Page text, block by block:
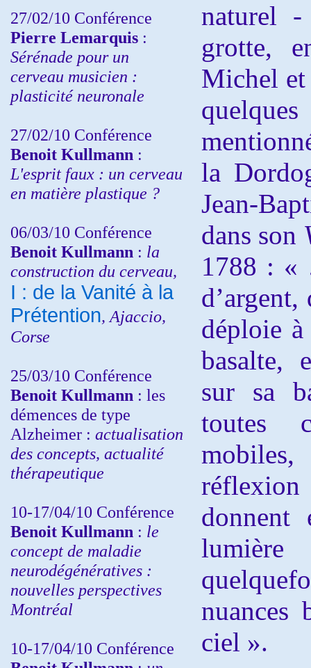
27/02/10 Conférence
Pierre Lemarquis :
Sérénade pour un
cerveau musicien :
plasticité neuronale
27/02/10 Conférence
Benoit Kullmann :
L'esprit faux : un cerveau
en matière plastique ?
06/03/10 Conférence
Benoit Kullmann : la
construction du cerveau,
I : de la Vanité à la
Prétention, Ajaccio,
Corse
25/03/10 Conférence
Benoit Kullmann : les
démences de type
Alzheimer : actualisation
des concepts, actualité
thérapeutique
10-17/04/10 Conférence
Benoit Kullmann : le
concept de maladie
neurodégénératives :
nouvelles perspectives
Montréal
10-17/04/10 Conférence
naturel
grotte,
Michel et
la
Jean-
dans son
1788 :
déploie
basalte,
sur sa
toutes
réflexion
donnent
lumière
nuances
ciel ».